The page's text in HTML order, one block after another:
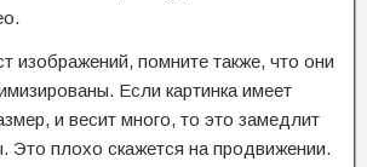
изображений, помните также, что они
Если картинка имеет
и весит много, то это замедлит
Это плохо скажется на продвижении.